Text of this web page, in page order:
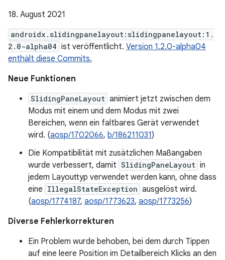
18. August 2021
androidx.slidingpanelayout:slidingpanelayout:1.
2.0-alpha04 ist veröffentlicht. Version 1.2.0-alpha04
enthält diese Commits.
Neue Funktionen
SlidingPaneLayout animiert jetzt zwischen dem
Modus mit einem und dem Modus mit zwei
Bereichen, wenn ein faltbares Gerät verwendet
wird. (aosp/1702066, b/186211031)
Die Kompatibilität mit zusätzlichen Maßangaben
wurde verbessert, damit SlidingPaneLayout in
jedem Layouttyp verwendet werden kann, ohne dass
eine IllegalStateException ausgelöst wird.
(aosp/1774187, aosp/1773623, aosp/1773256)
Diverse Fehlerkorrekturen
Ein Problem wurde behoben, bei dem durch Tippen
auf eine leere Position im Detailbereich Klicks an den